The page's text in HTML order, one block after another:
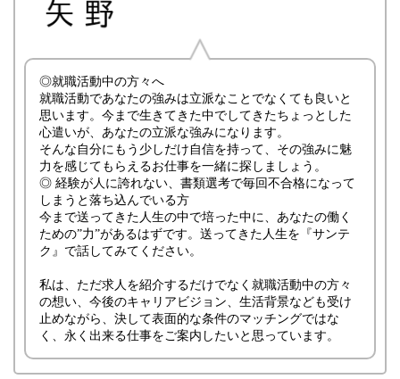
◎就職活動中の方々へ
就職活動であなたの強みは立派なことでなくても良いと
思います。今まで生きてきた中でしてきたちょっとした
心遣いが、あなたの立派な強みになります。
そんな自分にもう少しだけ自信を持って、その強みに魅
力を感じてもらえるお仕事を一緒に探しましょう。
◎ 経験が人に誇れない、書類選考で毎回不合格になって
しまうと落ち込んでいる方
今まで送ってきた人生の中で培った中に、あなたの働く
ための”力”があるはずです。送ってきた人生を『サンテ
ク』で話してみてください。
私は、ただ求人を紹介するだけでなく就職活動中の方々
の想い、今後のキャリアビジョン、生活背景なども受け
止めながら、決して表面的な条件のマッチングではな
く、永く出来る仕事をご案内したいと思っています。